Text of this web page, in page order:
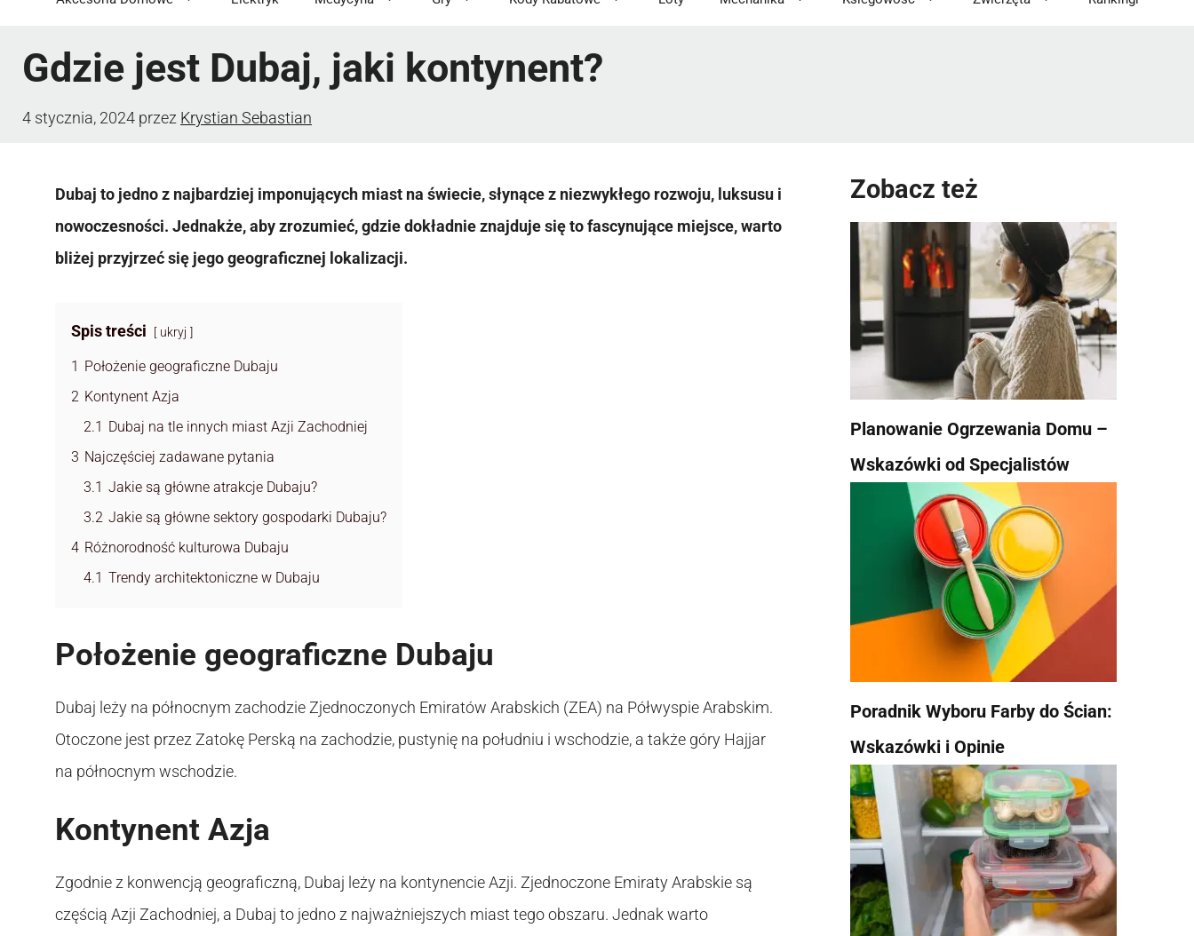
Gdzie jest Dubaj, jaki kontynent?
4 stycznia, 2024 przez Krystian Sebastian
Dubaj to jedno z najbardziej imponujących miast na świecie, słynące z niezwykłego rozwoju, luksusu i
nowoczesności. Jednakże, aby zrozumieć, gdzie dokładnie znajduje się to fascynujące miejsce, warto
bliżej przyjrzeć się jego geograficznej lokalizacji.
Spis treści ukryj
1
Położenie geograficzne Dubaju
2 Kontynent Azja
2.1
Dubaj na tle innych miast Azji Zachodniej
3 Najczęściej zadawane pytania
3.1 Jakie są główne atrakcje Dubaju?
3.2 Jakie są główne sektory gospodarki Dubaju?
4 Różnorodność kulturowa Dubaju
4.1 Trendy architektoniczne w Dubaju
Położenie geograficzne Dubaju
Dubaj leży na północnym zachodzie Zjednoczonych Emiratów Arabskich (ZEA) na Półwyspie Arabskim.
Otoczone jest przez Zatokę Perską na zachodzie, pustynię na południu i wschodzie, a także góry Hajjar
na północnym wschodzie.
Kontynent Azja
Zgodnie z konwencją geograficzną, Dubaj leży na kontynencie Azji. Zjednoczone Emiraty Arabskie są
częścią Azji Zachodniej, a Dubaj to jedno z najważniejszych miast tego obszaru. Jednak warto
Zobacz też
Planowanie Ogrzewania Domu –
Wskazówki od Specjalistów
Poradnik Wyboru Farby do Ścian:
Wskazówki i Opinie